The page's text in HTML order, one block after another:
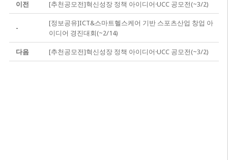
이전 [추천공모전]혁신성장 정책 아이디어·UCC 공모전(~3/2)
-
[정보공유]ICT&스마트헬스케어 기반 스포츠산업 창업 아
이디어 경진대회(~2/14)
다음 [추천공모전]혁신성장 정책 아이디어·UCC 공모전(~3/2)